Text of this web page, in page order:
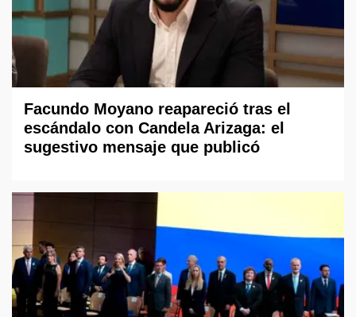
Facundo Moyano reapareció tras el
escándalo con Candela Arizaga: el
sugestivo mensaje que publicó